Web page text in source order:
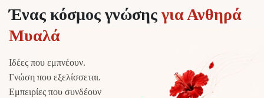
Ένας κόσμος γνώσηςγια Ανθηρά
Μυαλά
Ιδέες που εμπνέουν.
Γνώση που εξελίσσεται.
Εμπειρίες που συνδέουν